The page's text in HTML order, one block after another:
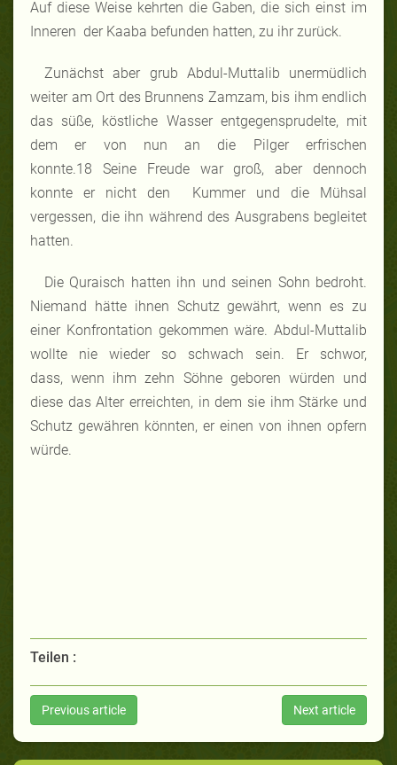
Auf diese Weise kehrten die Gaben, die sich einst im
Inneren der Kaaba befunden hatten, zu ihr zurück.
Zunächst aber grub Abdul-Muttalib unermüdlich
weiter am Ort des Brunnens Zamzam, bis ihm endlich
das süße, köstliche Wasser entgegensprudelte, mit
dem er von nun an die Pilger erfrischen
konnte.18 Seine Freude war groß, aber dennoch
konnte er nicht den Kummer und die Mühsal
vergessen, die ihn während des Ausgrabens begleitet
hatten.
Die Quraisch hatten ihn und seinen Sohn bedroht.
Niemand hätte ihnen Schutz gewährt, wenn es zu
einer Konfrontation gekommen wäre. Abdul-Muttalib
wollte nie wieder so schwach sein. Er schwor,
dass, wenn ihm zehn Söhne geboren würden und
diese das Alter erreichten, in dem sie ihm Stärke und
Schutz gewähren könnten, er einen von ihnen opfern
würde.
Teilen :
Previous article Next article